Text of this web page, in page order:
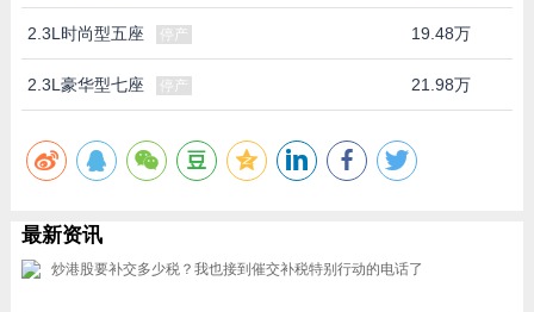
2.3L时尚型五座 停产 19.48万
2.3L豪华型七座 停产 21.98万
最新资讯
炒港股要补交多少税？我也接到催交补税特别行动的电话了